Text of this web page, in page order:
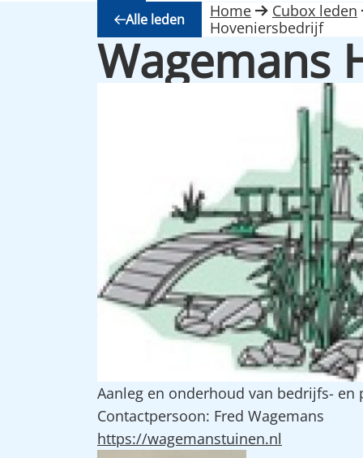
Alle leden Home Cubox leden
Hoveniersbedrijf
Wagemans
Aanleg en onderhoud van bedrijfs- en
Contactpersoon: Fred Wagemans
https://wagemanstuinen.nl